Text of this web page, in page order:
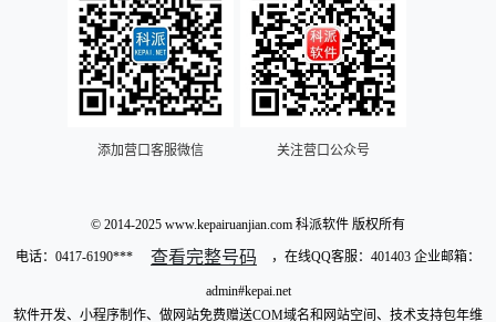
添加营口客服微信 关注营口公众号
© 2014-2025 www.kepairuanjian.com 科派软件 版权所有
电话： 0417-6190*** 查看完整号码 ，在线QQ客服：401403 企业邮箱：
admin#kepai.net
软件开发、小程序制作、做网站免费赠送COM域名和网站空间、技术支持包年维